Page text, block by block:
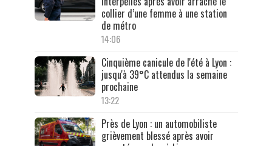
collier d’une femme à une station
de métro
14:06
Cinquième canicule de l'été à Lyon :
jusqu'à 39°C attendus la semaine
prochaine
13:22
Près de Lyon : un automobiliste
grièvement blessé après avoir